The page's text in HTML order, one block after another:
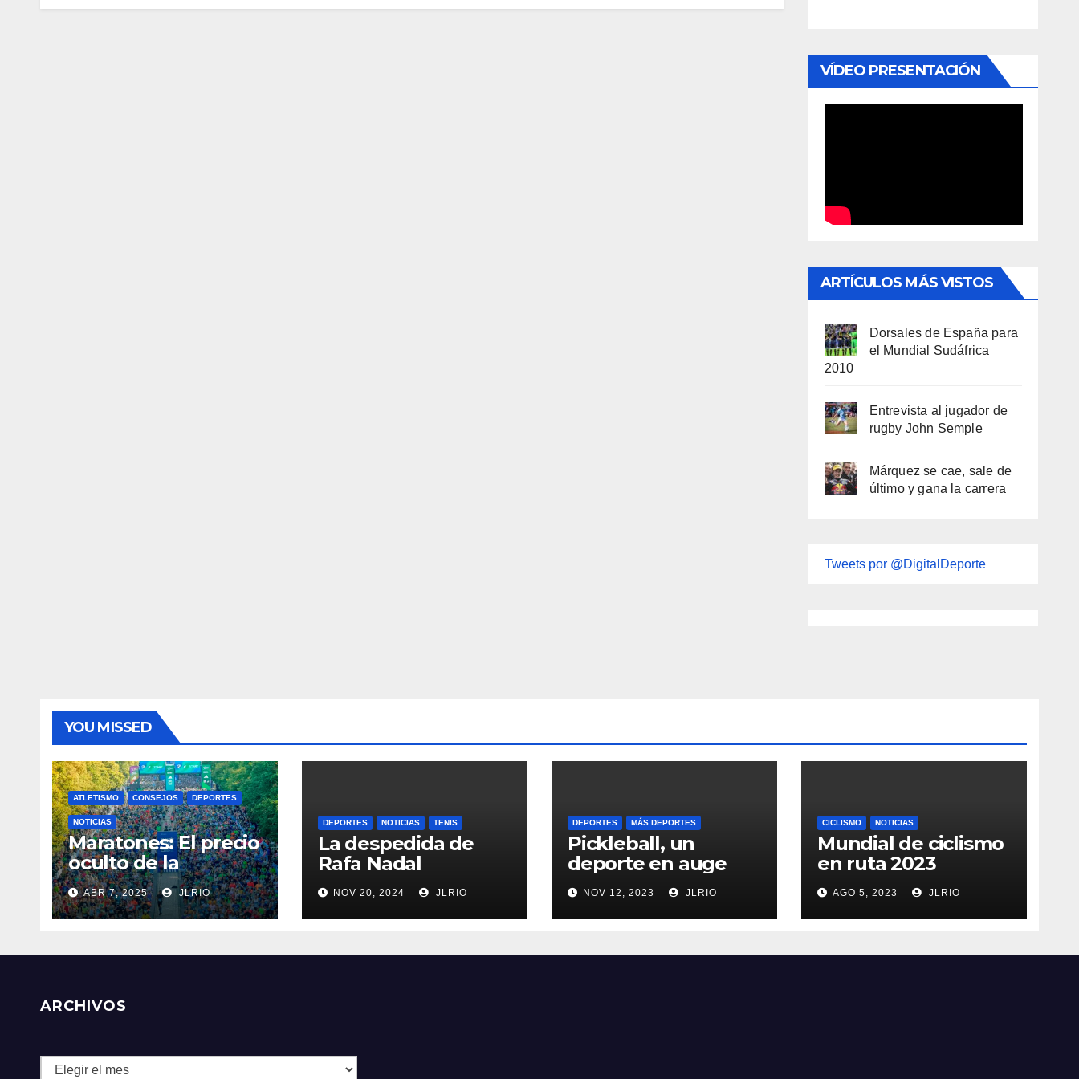
VÍDEO PRESENTACIÓN
ARTÍCULOS MÁS VISTOS
Dorsales de España para
el Mundial Sudáfrica
2010
Entrevista al jugador de
rugby John Semple
Márquez se cae, sale de
último y gana la carrera
Tweets por @DigitalDeporte
YOU MISSED
ATLETISMO CONSEJOS DEPORTES
NOTICIAS
Maratones: El precio
oculto de la
resistencia
ABR 7, 2025 JLRIO
DEPORTES NOTICIAS TENIS
La despedida de
Rafa Nadal
NOV 20, 2024 JLRIO
DEPORTES MÁS DEPORTES
Pickleball, un
deporte en auge
NOV 12, 2023 JLRIO
CICLISMO NOTICIAS
Mundial de ciclismo
en ruta 2023
AGO 5, 2023 JLRIO
ARCHIVOS
Archivos